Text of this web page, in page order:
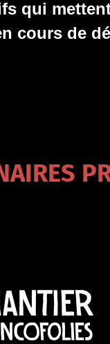
qui
cours de